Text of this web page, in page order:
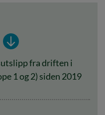
fra driften i
1 og 2) siden 2019